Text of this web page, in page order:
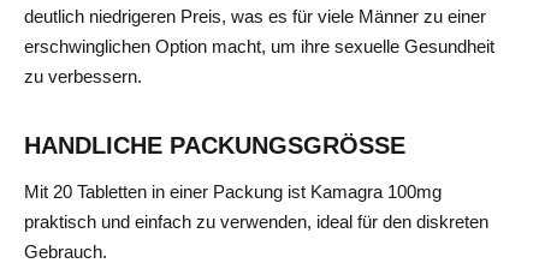
deutlich niedrigeren Preis, was es für viele Männer zu einer
erschwinglichen Option macht, um ihre sexuelle Gesundheit
zu verbessern.
HANDLICHE PACKUNGSGRÖSSE
Mit 20 Tabletten in einer Packung ist Kamagra 100mg
praktisch und einfach zu verwenden, ideal für den diskreten
Gebrauch.